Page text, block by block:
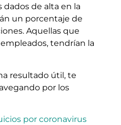
dados de alta en la
un porcentaje de
Aquellas que
tendrían la
resultado útil, te
por los
por coronavirus